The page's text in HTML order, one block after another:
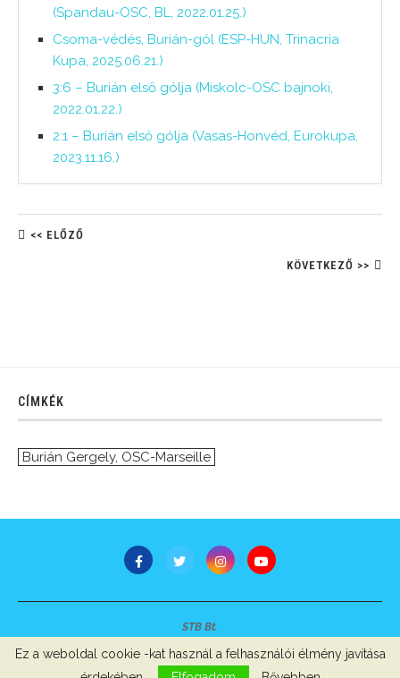
(Spandau-OSC, BL, 2022.01.25.)
Csoma-védés, Burián-gól (ESP-HUN, Trinacria
Kupa, 2025.06.21.)
3:6 – Burián első gólja (Miskolc-OSC bajnoki,
2022.01.22.)
2:1 – Burián első gólja (Vasas-Honvéd, Eurokupa,
2023.11.16.)
<< ELŐZŐ
KÖVETKEZŐ >>
CÍMKÉK
Burián Gergely, OSC-Marseille
STB Bt.
Minden jog fenntartva © 2007-2022
Szerzői jogok, adatvédelem- Impresszum
Ez a weboldal cookie -kat használ a felhasználói élmény javítása